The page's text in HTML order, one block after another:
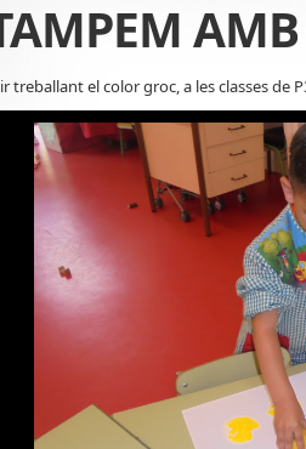
treballant el color groc, a les classes